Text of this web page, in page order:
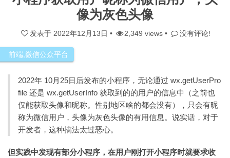
像为灰色头像
发表于 2022年12月13日 • 2,349 views • 没有评论!
前端 微信公众平台
2022年 10月25日后发布的小程序，无论通过 wx.getUserPro
file 还是 wx.getUserInfo 获取到的的用户的信息中（之前也
仅能获取头像和昵称。性别地区啥的都会没有），只会有昵
称为微信用户，头像为灰色头像的有用信息。说实话，对于
开发者，这种搞法太过恶心。
但实践中发现有部分小程序，在用户刚打开小程序时就要求收